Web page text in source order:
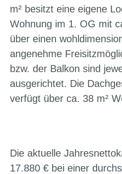
m² besitzt eine eigene
Wohnung im 1. OG mit
über einen
angenehme
bzw. der Balkon sind
ausgerichtet. Die
verfügt über ca. 38 m²
Die aktuelle
17.880 € bei einer